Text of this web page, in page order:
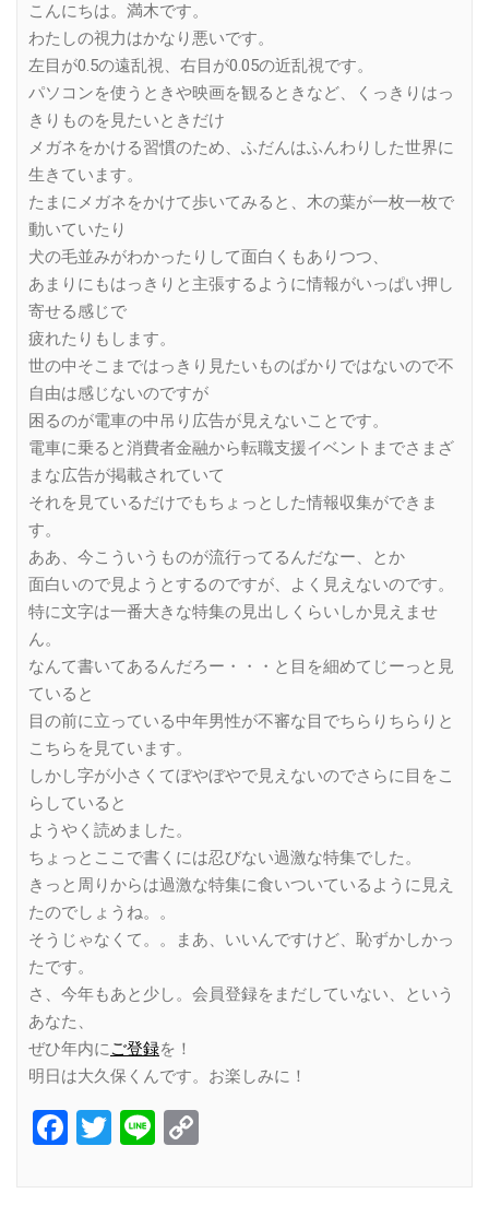
こんにちは。満木です。
わたしの視力はかなり悪いです。
左目が0.5の遠乱視、右目が0.05の近乱視です。
パソコンを使うときや映画を観るときなど、くっきりはっ
きりものを見たいときだけ
メガネをかける習慣のため、ふだんはふんわりした世界に
生きています。
たまにメガネをかけて歩いてみると、木の葉が一枚一枚で
動いていたり
犬の毛並みがわかったりして面白くもありつつ、
あまりにもはっきりと主張するように情報がいっぱい押し
寄せる感じで
疲れたりもします。
世の中そこまではっきり見たいものばかりではないので不
自由は感じないのですが
困るのが電車の中吊り広告が見えないことです。
電車に乗ると消費者金融から転職支援イベントまでさまざ
まな広告が掲載されていて
それを見ているだけでもちょっとした情報収集ができま
す。
ああ、今こういうものが流行ってるんだなー、とか
面白いので見ようとするのですが、よく見えないのです。
特に文字は一番大きな特集の見出しくらいしか見えませ
ん。
なんて書いてあるんだろー・・・と目を細めてじーっと見
ていると
目の前に立っている中年男性が不審な目でちらりちらりと
こちらを見ています。
しかし字が小さくてぼやぼやで見えないのでさらに目をこ
らしていると
ようやく読めました。
ちょっとここで書くには忍びない過激な特集でした。
きっと周りからは過激な特集に食いついているように見え
たのでしょうね。。
そうじゃなくて。。まあ、いいんですけど、恥ずかしかっ
たです。
さ、今年もあと少し。会員登録をまだしていない、という
あなた、
ぜひ年内にご登録を！
明日は大久保くんです。お楽しみに！
Facebook
Twitter
Line